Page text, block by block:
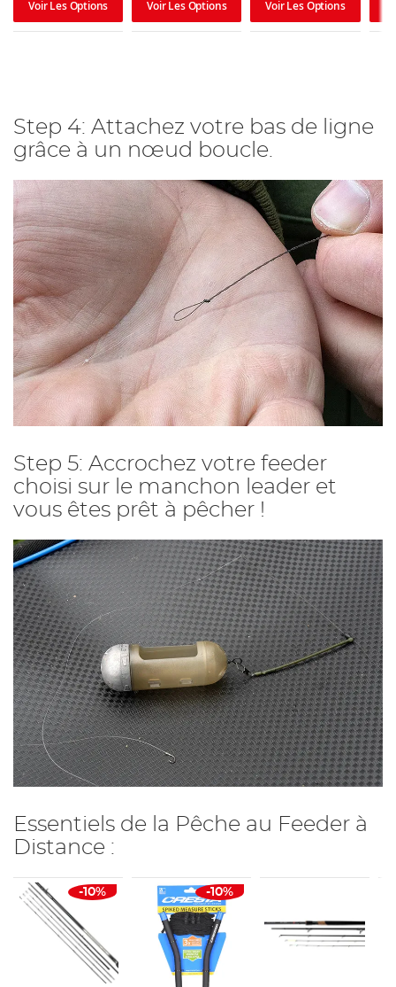
Voir Les Options Voir Les Options Voir Les Options
Step 4: Attachez votre bas de ligne
grâce à un nœud boucle.
Step 5: Accrochez votre feeder
choisi sur le manchon leader et
vous êtes prêt à pêcher !
Essentiels de la Pêche au Feeder à
Distance :
-10% -10%